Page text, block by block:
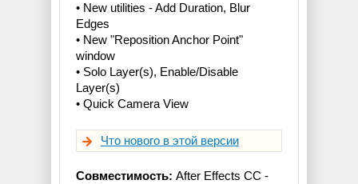
• New utilities - Add Duration, Blur
Edges
• New "Reposition Anchor Point"
window
• Solo Layer(s), Enable/Disable
Layer(s)
• Quick Camera View
Что нового в этой версии
Совместимость: After Effects СС -